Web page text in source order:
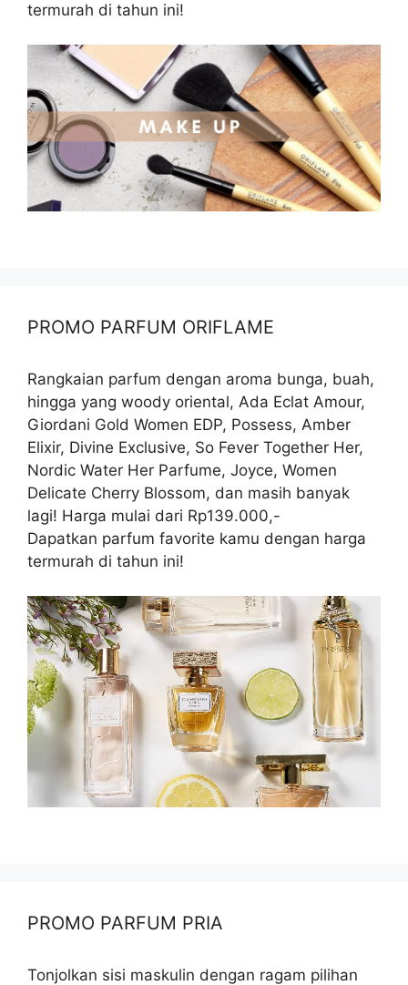
termurah di tahun ini!
PROMO PARFUM ORIFLAME
Rangkaian parfum dengan aroma bunga, buah,
hingga yang woody oriental, Ada Eclat Amour,
Giordani Gold Women EDP, Possess, Amber
Elixir, Divine Exclusive, So Fever Together Her,
Nordic Water Her Parfume, Joyce, Women
Delicate Cherry Blossom, dan masih banyak
lagi! Harga mulai dari Rp139.000,-
Dapatkan parfum favorite kamu dengan harga
termurah di tahun ini!
PROMO PARFUM PRIA
Tonjolkan sisi maskulin dengan ragam pilihan